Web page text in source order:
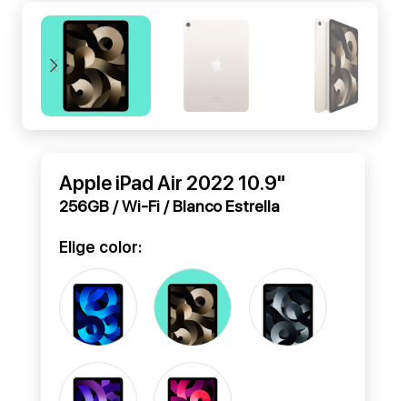
Apple iPad Air 2022 10.9"
256GB / Wi-Fi / Blanco Estrella
Elige color: